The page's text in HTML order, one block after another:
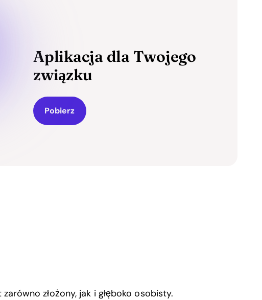
Aplikacja dla Twojego
związku
Pobierz
złożony, jak i głęboko osobisty.